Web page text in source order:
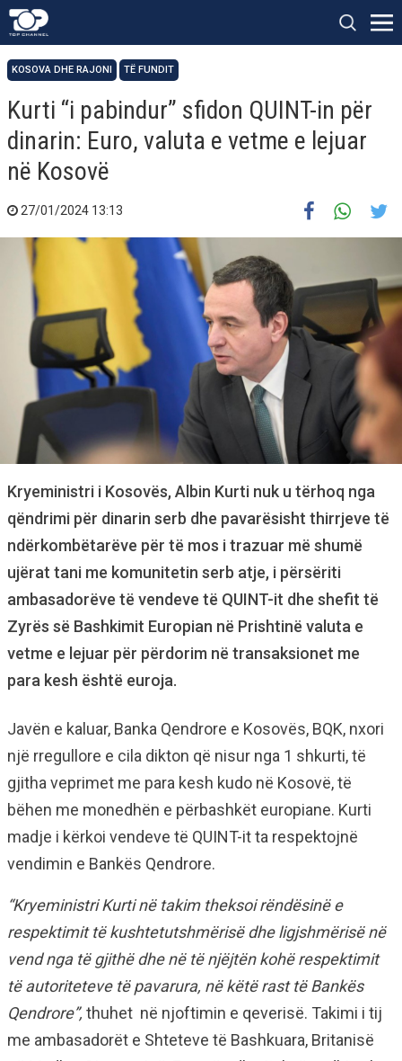
KOSOVA DHE RAJONI TË FUNDIT
Kurti “i pabindur” sfidon QUINT-in për
dinarin: Euro, valuta e vetme e lejuar
në Kosovë
27/01/2024 13:13
Kryeministri i Kosovës, Albin Kurti nuk u tërhoq nga
qëndrimi për dinarin serb dhe pavarësisht thirrjeve të
ndërkombëtarëve për të mos i trazuar më shumë
ujërat tani me komunitetin serb atje, i përsëriti
ambasadorëve të vendeve të QUINT-it dhe shefit të
Zyrës së Bashkimit Europian në Prishtinë valuta e
vetme e lejuar për përdorim në transaksionet me
para kesh është euroja.
Javën e kaluar, Banka Qendrore e Kosovës, BQK, nxori
një rregullore e cila dikton që nisur nga 1 shkurti, të
gjitha veprimet me para kesh kudo në Kosovë, të
bëhen me monedhën e përbashkët europiane. Kurti
madje i kërkoi vendeve të QUINT-it ta respektojnë
vendimin e Bankës Qendrore.
“Kryeministri Kurti në takim theksoi rëndësinë e
respektimit të kushtetutshmërisë dhe ligjshmërisë në
vend nga të gjithë dhe në të njëjtën kohë respektimit
të autoriteteve të pavarura, në këtë rast të Bankës
Qendrore”, thuhet në njoftimin e qeverisë. Takimi i tij
me ambasadorët e Shteteve të Bashkuara, Britanisë